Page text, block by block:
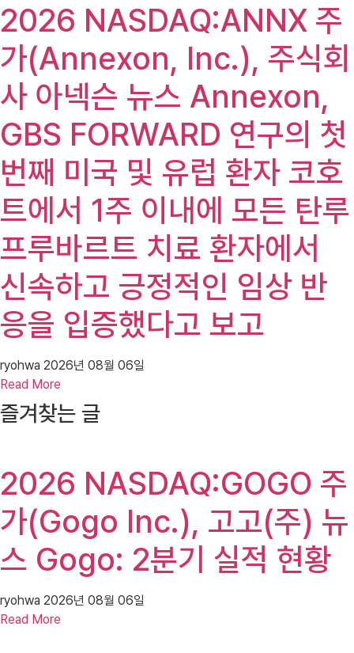
2026 NASDAQ:ANNX 주
가(Annexon, Inc.), 주식회
사 아넥슨 뉴스 Annexon,
GBS FORWARD 연구의 첫
번째 미국 및 유럽 환자 코호
트에서 1주 이내에 모든 탄루
프루바르트 치료 환자에서
신속하고 긍정적인 임상 반
응을 입증했다고 보고
ryohwa 2026년 08월 06일
Read More
즐겨찾는 글
2026 NASDAQ:GOGO 주
가(Gogo Inc.), 고고(주) 뉴
스 Gogo: 2분기 실적 현황
ryohwa 2026년 08월 06일
Read More